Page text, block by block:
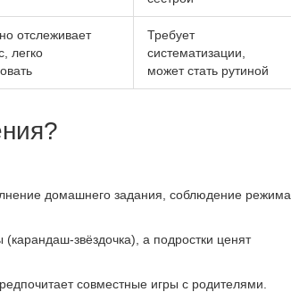
отслеживает
легко
Требует
систематизации,
может стать рутиной
домашнего задания, соблюдение режима
а подростки ценят
совместные игры с родителями.